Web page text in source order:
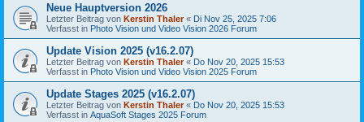
Neue Hauptversion 2026
Letzter Beitrag von Kerstin Thaler« Di Nov 25, 2025 7:06
Verfasst in Photo Vision und Video Vision 2026 Forum
Update Vision 2025 (v16.2.07)
Letzter Beitrag von Kerstin Thaler« Do Nov 20, 2025 15:53
Verfasst in Photo Vision und Video Vision 2025 Forum
Update Stages 2025 (v16.2.07)
Letzter Beitrag von Kerstin Thaler« Do Nov 20, 2025 15:53
Verfasst in AquaSoft Stages 2025 Forum